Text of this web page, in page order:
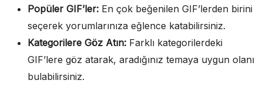
Popüler GIF’ler: En çok beğenilen GIF’lerden birini
seçerek yorumlarınıza eğlence katabilirsiniz.
Kategorilere Göz Atın: Farklı kategorilerdeki
GIF’lere göz atarak, aradığınız temaya uygun olanı
bulabilirsiniz.